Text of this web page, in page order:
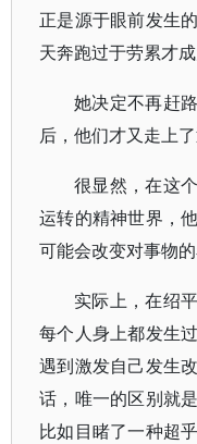
正是源于眼前发生
天奔跑过于劳累才成
她决定不再赶
后，他们才又走上
很显然，在这
运转的精神世界，
可能会改变对事物
实际上，在绍
每个人身上都发生
遇到激发自己发生
话，唯一的区别就
比如目睹了一种超